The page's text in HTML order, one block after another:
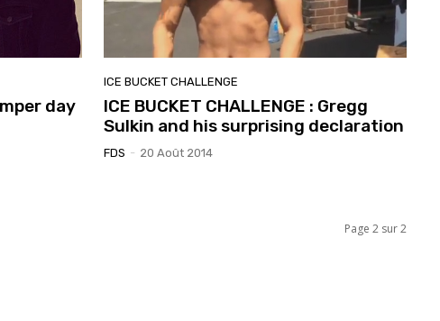
day
ICE BUCKET CHALLENGE
ICE BUCKET CHALLENGE : Gregg
Sulkin and his surprising declaration
FDS - 20 Août 2014
Page 2 sur 2